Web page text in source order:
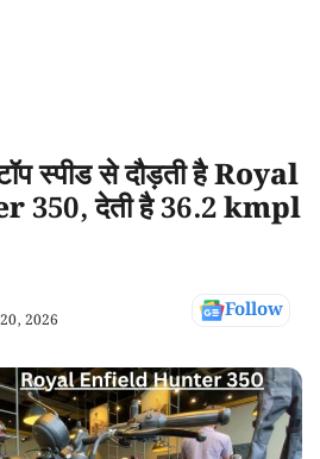
स्पीड से दौड़ती है Royal
देती है 36.2 kmpl
2026 Follow